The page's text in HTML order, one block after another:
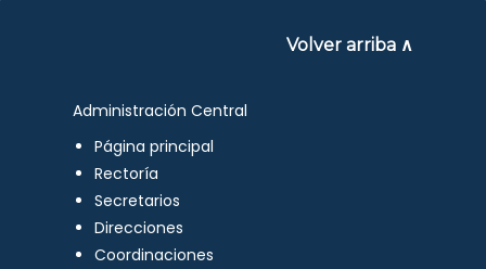
Volver arriba ∧
Administración Central
Página principal
Rectoría
Secretarios
Direcciones
Coordinaciones